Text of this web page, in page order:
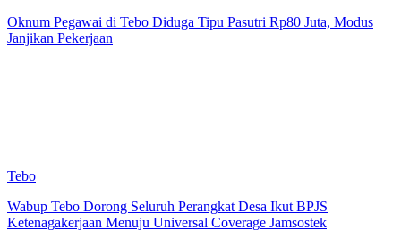
Oknum Pegawai di Tebo Diduga Tipu Pasutri Rp80 Juta, Modus
Janjikan Pekerjaan
Tebo
Wabup Tebo Dorong Seluruh Perangkat Desa Ikut BPJS
Ketenagakerjaan Menuju Universal Coverage Jamsostek